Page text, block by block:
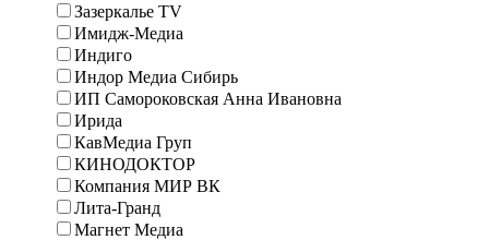
Зазеркалье TV
Имидж-Медиа
Индиго
Индор Медиа Сибирь
ИП Самороковская Анна Ивановна
Ирида
КавМедиа Груп
КИНОДОКТОР
Компания МИР ВК
Лита-Гранд
Магнет Медиа